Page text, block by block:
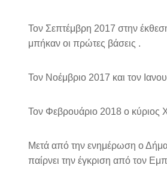
Τον Σεπτέμβρη 2017 στην
μπήκαν οι πρώτες βάσεις .
Τον Νοέμβριο 2017 και τον
Τον Φεβρουάριο 2018 ο κύριος
Μετά από την ενημέρωση ο
παίρνει την έγκριση από τον